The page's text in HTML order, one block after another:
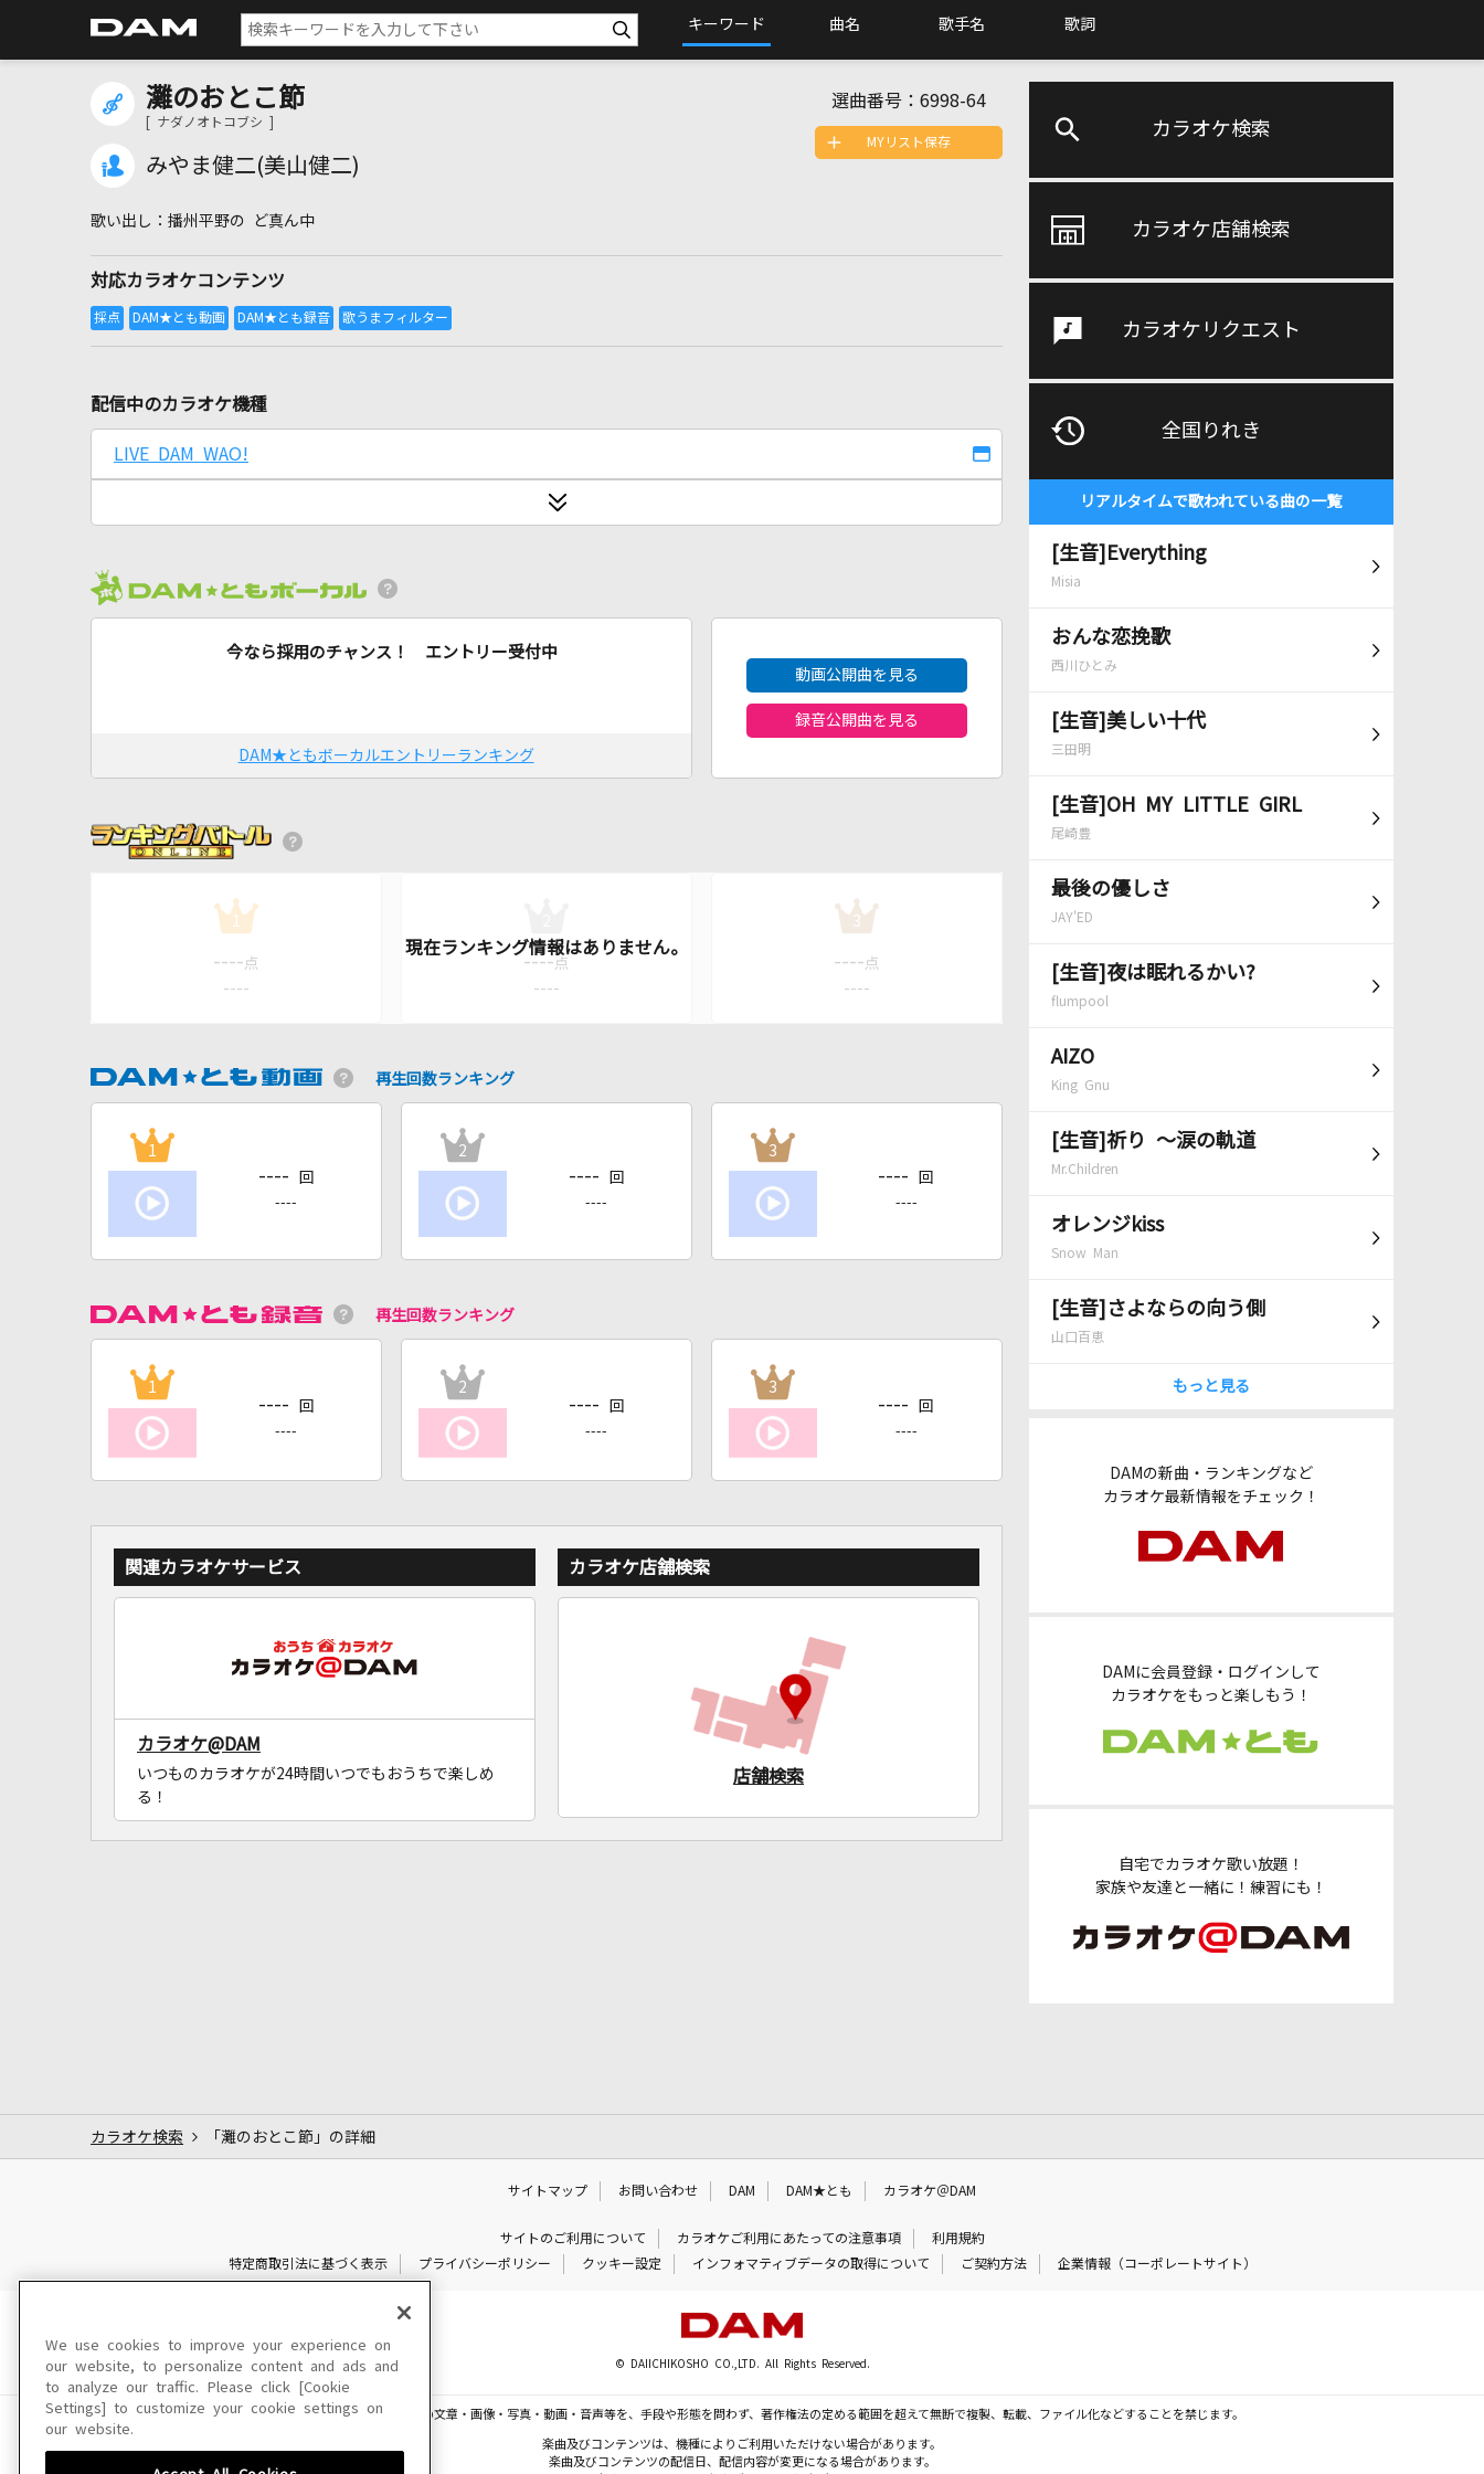
キーワード 曲名 歌手名 歌詞
カラオケ検索
カラオケ店舗検索
カラオケリクエスト
全国りれき
リアルタイムで歌われている曲の一覧
[生音]Everything
Misia
おんな恋挽歌
西川ひとみ
[生音]美しい十代
三田明
[生音]OH MY LITTLE GIRL
尾崎豊
最後の優しさ
JAY'ED
[生音]夜は眠れるかい?
flumpool
AIZO
King Gnu
[生音]祈り ～涙の軌道
Mr.Children
オレンジkiss
Snow Man
[生音]さよならの向う側
山口百恵
もっと見る
DAMの新曲・ランキングなど
カラオケ最新情報をチェック！
DAMに会員登録・ログインして
カラオケをもっと楽しもう！
自宅でカラオケ歌い放題！
家族や友達と一緒に！練習にも！
灘のおとこ節
[ ナダノオトコブシ ]
みやま健二(美山健二)
選曲番号： 6998-64
播州平野の ど真ん中
対応カラオケコンテンツ
MYリスト保存
配信中のカラオケ機種
LIVE DAM WAO!
今なら採用のチャンス！ エントリー受付中
DAM★ともボーカルエントリーランキング
動画公開曲を見る
録音公開曲を見る
1
---- 点
----
---- 点
----
3
---- 点
----
再生回数ランキング
1
---- 回
----
2
---- 回
----
3
---- 回
----
再生回数ランキング
1
---- 回
----
2
---- 回
----
3
---- 回
----
関連カラオケサービス
カラオケ@DAM
いつものカラオケが24時間いつでもおうちで楽しめ
る！
カラオケ店舗検索
店舗検索
カラオケ検索 「灘のおとこ節」の詳細
サイトマップ お問い合わせ DAM DAM★とも カラオケ＠DAM
サイトのご利用について カラオケご利用にあたっての注意事項
利用規約
特定商取引法に基づく表示
プライバシーポリシー クッキー設定 インフォマティブデータの取得について ご契約方法 企業情報（コーポレートサイト）
© DAIICHIKOSHO CO.,LTD. All Rights Reserved.
このサイトに掲載されている一切の文章・画像・写真・動画・音声等を、手段や形態を問わず、著作権法の定める範囲を超えて無断で複製、転載、ファイル化などすることを禁じます。
楽曲及びコンテンツは、機種によりご利用いただけない場合があります。
楽曲及びコンテンツの配信日、配信内容が変更になる場合があります。
We use cookies to improve your experience on
our website, to personalize content and ads and
to analyze our traffic. Please click [Cookie
Settings] to customize your cookie settings on
our website.